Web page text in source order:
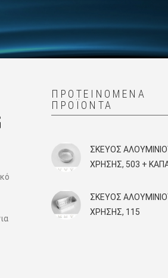
ΠΡΟΤΕΙΝΌΜΕΝΑ
ΠΡΟΪΌΝΤΑ
ΣΚΕΎΟΣ
ΧΡΉΣΗΣ, 503 +
ΣΚΕΎΟΣ
ΧΡΉΣΗΣ, 115